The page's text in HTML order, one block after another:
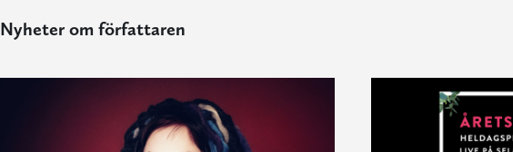
Nyheter om författaren